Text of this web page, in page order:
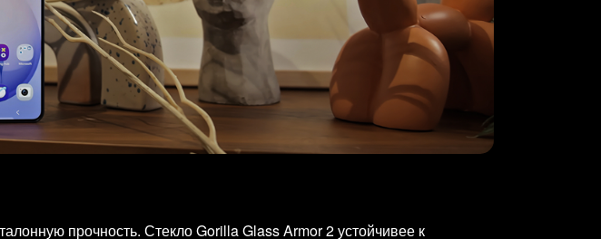
прочность. Стекло Gorilla Glass Armor 2 устойчивее к